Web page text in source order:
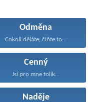
Odměna
Cokoli děláte, čiňte to...
Cenný
Jsi pro mne tolik...
Naděje